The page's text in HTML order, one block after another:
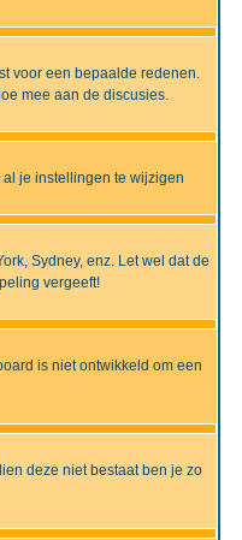
voor een bepaalde redenen.
mee aan de discusies.
je instellingen te wijzigen
Sydney, enz. Let wel dat de
vergeeft!
is niet ontwikkeld om een
deze niet bestaat ben je zo